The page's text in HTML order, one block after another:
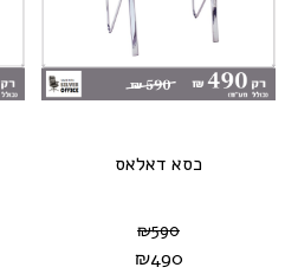
כסא דאלאס
₪590
₪490